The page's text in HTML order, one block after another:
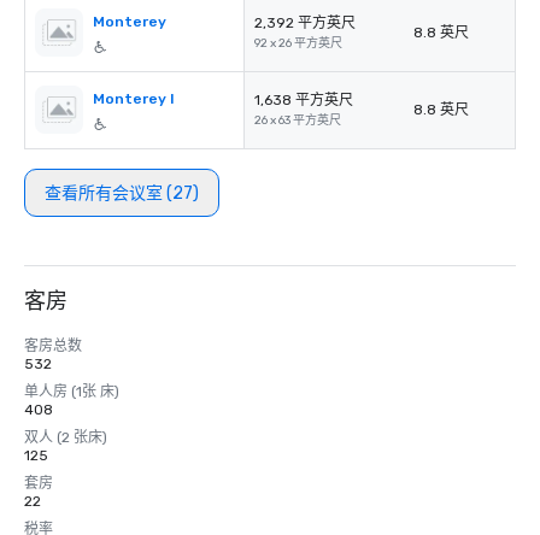
Monterey 2,392 平方英尺
92 x 26 平方英尺
8.8 英尺
Monterey I 1,638 平方英尺
26 x 63 平方英尺
8.8 英尺
查看所有会议室 (27)
客房
客房总数
532
单人房 (1张 床)
408
双人 (2 张床)
125
套房
22
税率